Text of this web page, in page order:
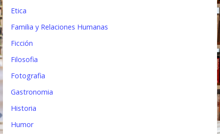
Etica
Familia y Relaciones Humanas
Ficción
Filosofia
Fotografia
Gastronomia
Historia
Humor